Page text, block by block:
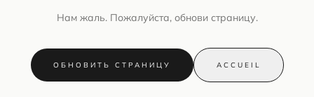
Нам жаль. Пожалуйста, обнови страницу.
ОБНОВИТЬ СТРАНИЦУ ACCUEIL